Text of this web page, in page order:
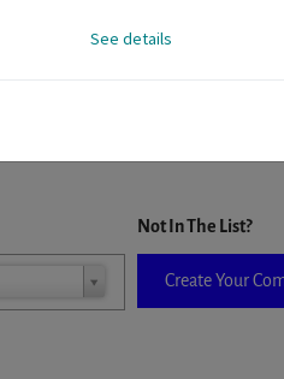
is selected it will auto-complete
Not In The List?
Create Your
See details